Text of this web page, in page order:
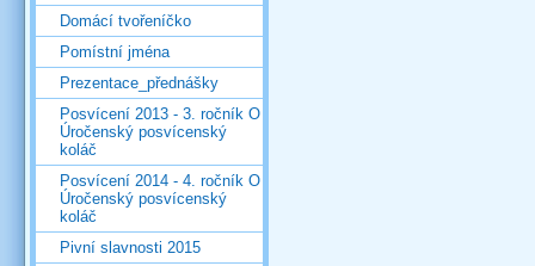
Domácí tvořeníčko
Pomístní jména
Prezentace_přednášky
Posvícení 2013 - 3. ročník O
Úročenský posvícenský
koláč
Posvícení 2014 - 4. ročník O
Úročenský posvícenský
koláč
Pivní slavnosti 2015